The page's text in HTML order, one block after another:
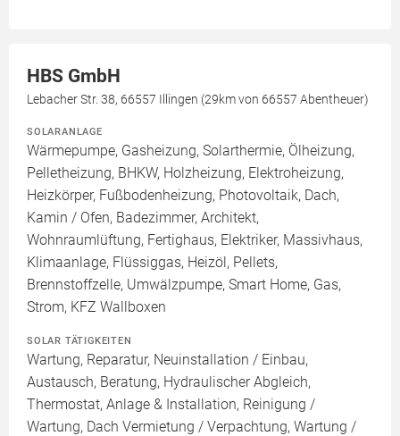
HBS GmbH
Lebacher Str. 38, 66557 Illingen (29km von 66557 Abentheuer)
SOLARANLAGE
Wärmepumpe, Gasheizung, Solarthermie, Ölheizung,
Pelletheizung, BHKW, Holzheizung, Elektroheizung,
Heizkörper, Fußbodenheizung, Photovoltaik, Dach,
Kamin / Ofen, Badezimmer, Architekt,
Wohnraumlüftung, Fertighaus, Elektriker, Massivhaus,
Klimaanlage, Flüssiggas, Heizöl, Pellets,
Brennstoffzelle, Umwälzpumpe, Smart Home, Gas,
Strom, KFZ Wallboxen
SOLAR TÄTIGKEITEN
Wartung, Reparatur, Neuinstallation / Einbau,
Austausch, Beratung, Hydraulischer Abgleich,
Thermostat, Anlage & Installation, Reinigung /
Wartung, Dach Vermietung / Verpachtung, Wartung /